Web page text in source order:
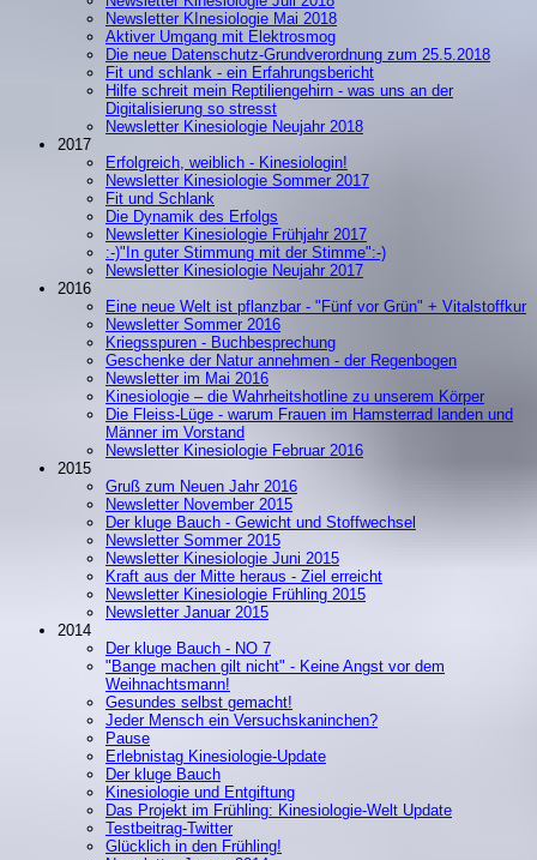
Newsletter KInesiologie Mai 2018
Aktiver Umgang mit Elektrosmog
Die neue Datenschutz-Grundverordnung zum 25.5.2018
Fit und schlank - ein Erfahrungsbericht
Hilfe schreit mein Reptiliengehirn - was uns an der
Digitalisierung so stresst
Newsletter Kinesiologie Neujahr 2018
2017
Erfolgreich, weiblich - Kinesiologin!
Newsletter Kinesiologie Sommer 2017
Fit und Schlank
Die Dynamik des Erfolgs
Newsletter Kinesiologie Frühjahr 2017
:-)"In guter Stimmung mit der Stimme":-)
Newsletter Kinesiologie Neujahr 2017
2016
Eine neue Welt ist pflanzbar - "Fünf vor Grün" + Vitalstoffkur
Newsletter Sommer 2016
Kriegsspuren - Buchbesprechung
Geschenke der Natur annehmen - der Regenbogen
Newsletter im Mai 2016
Kinesiologie – die Wahrheitshotline zu unserem Körper
Die Fleiss-Lüge - warum Frauen im Hamsterrad landen und
Männer im Vorstand
Newsletter Kinesiologie Februar 2016
2015
Gruß zum Neuen Jahr 2016
Newsletter November 2015
Der kluge Bauch - Gewicht und Stoffwechsel
Newsletter Sommer 2015
Newsletter Kinesiologie Juni 2015
Kraft aus der Mitte heraus - Ziel erreicht
Newsletter Kinesiologie Frühling 2015
Newsletter Januar 2015
2014
Der kluge Bauch - NO 7
"Bange machen gilt nicht" - Keine Angst vor dem
Weihnachtsmann!
Gesundes selbst gemacht!
Jeder Mensch ein Versuchskaninchen?
Pause
Erlebnistag Kinesiologie-Update
Der kluge Bauch
Kinesiologie und Entgiftung
Das Projekt im Frühling: Kinesiologie-Welt Update
Testbeitrag-Twitter
Glücklich in den Frühling!